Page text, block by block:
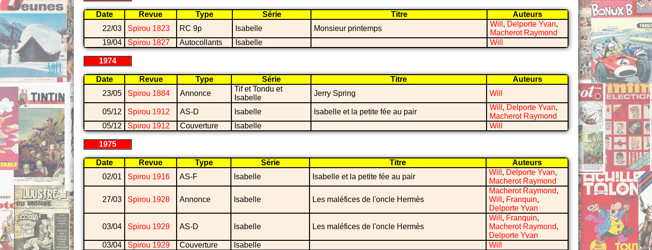
Date Revue Type Série Titre
Auteurs
22/03
Spirou 1823 RC 9p Isabelle Monsieur printemps
Will , Delporte Yvan,
Macherot Raymond
19/04
Spirou 1827 Autocollants Isabelle Will
1974
Date Revue Type Série Titre
Auteurs
23/05
Spirou 1884 Annonce
Tif et Tondu et
Isabelle
Jerry Spring Will
05/12 Spirou 1912 AS-D Isabelle Isabelle et la petite fée au pair
Will , Delporte Yvan,
Macherot Raymond
05/12
Spirou 1912 Couverture Isabelle Will
1975
Date Revue Type Série Titre
Auteurs
02/01
Spirou 1916 AS-F Isabelle Isabelle et la petite fée au pair
Will , Delporte Yvan,
Macherot Raymond
27/03 Spirou 1928 Annonce Isabelle Les maléfices de l'oncle Hermès
Macherot Raymond,
Will , Franquin,
Delporte Yvan
03/04 Spirou 1929 AS-D Isabelle Les maléfices de l'oncle Hermès
Will , Franquin,
Macherot Raymond,
Delporte Yvan
03/04
Spirou 1929 Couverture Isabelle Will